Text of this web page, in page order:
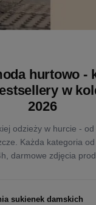
hurtowo -
w
2026
odzieży w hurcie -
Każda kategoria
darmowe zdjęcia
sukienek damskich